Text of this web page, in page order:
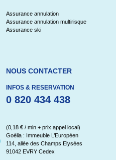
Assurance annulation
Assurance annulation multirisque
Assurance ski
NOUS CONTACTER
INFOS & RESERVATION
0 820 434 438
(0,18 € / min + prix appel local)
Goélia : Immeuble L’Européen
114, allée des Champs Elysées
91042 EVRY Cedex